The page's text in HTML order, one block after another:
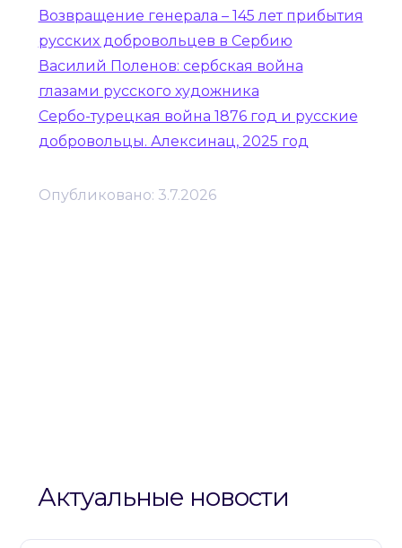
Возвращение генерала – 145 лет прибытия
русских добровольцев в Сербию
Василий Поленов: сербская война
глазами русского художника
Сербо-турецкая война 1876 год и русские
добровольцы. Алексинац, 2025 год
Опубликовано: 3.7.2026
Актуальные новости